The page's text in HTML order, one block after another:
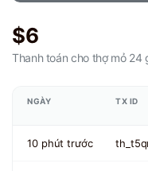
$6
Thanh toán cho thợ mỏ 24
NGÀY TX ID
10 phút trước